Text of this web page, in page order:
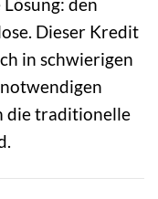
Dieser Kredit
in schwierigen
die traditionelle